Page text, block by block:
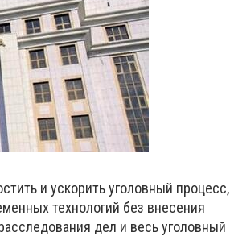
и ускорить уголовный процесс,
технологий без внесения
дел и весь уголовный